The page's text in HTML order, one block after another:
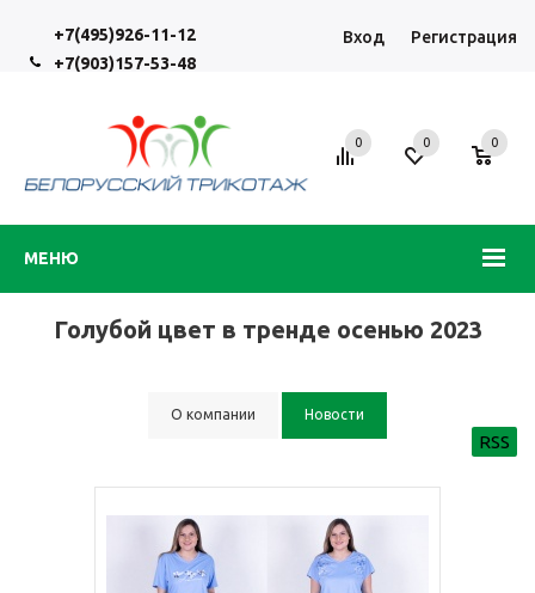
+7(495)926-11-12
+7(903)157-53-48
Вход Регистрация
МЕНЮ
0 0 0
Голубой цвет в тренде осенью 2023
О компании Новости
RSS